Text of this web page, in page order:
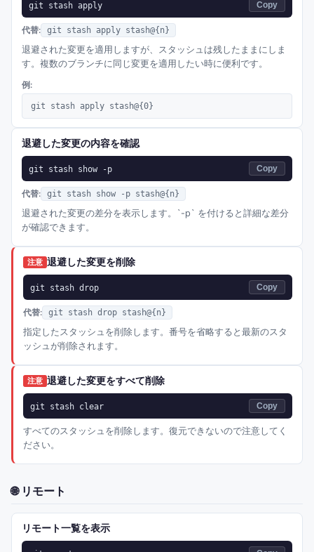
git stash apply Copy
代替: git stash apply stash@{n}
退避された変更を適用しますが、スタッシュは残したままにしま
す。複数のブランチに同じ変更を適用したい時に便利です。
例:
git stash apply stash@{0}
退避した変更の内容を確認
git stash show -p Copy
代替: git stash show -p stash@{n}
退避された変更の差分を表示します。`-p` を付けると詳細な差分
が確認できます。
注意 退避した変更を削除
git stash drop Copy
代替: git stash drop stash@{n}
指定したスタッシュを削除します。番号を省略すると最新のスタ
ッシュが削除されます。
注意 退避した変更をすべて削除
git stash clear Copy
すべてのスタッシュを削除します。復元できないので注意してく
ださい。
🌐 リモート
リモート一覧を表示